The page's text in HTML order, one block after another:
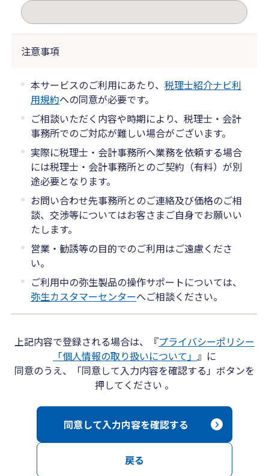
注意事項
本サービスのご利用にあたり、税理士紹介ナビ利
用規約への同意が必要です。
ご相談いただく内容や時期により、税理士・会計
事務所でのご対応が難しい場合がございます。
実際に税理士・会計事務所へ業務を依頼する場合
には税理士・会計事務所とのご契約（有料）が別
途必要となります。
お問い合わせ先事務所とのご連絡及び価格のご相
談、交渉等についてはお客さまご自身でお願いい
たします。
営業・勧誘等の目的でのご利用はご遠慮くださ
い。
ご利用中の弥生製品の操作サポートについては、
弥生カスタマーセンターへご相談ください。
上記内容で登録される場合は、『プライバシーポリシー
「個人情報の取り扱いについて」 』に
同意のうえ、「同意して入力内容を確認する」ボタンを
押してください 。
戻る
同意して入力内容を確認する